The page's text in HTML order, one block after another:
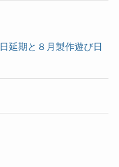
延期と８月製作遊び日